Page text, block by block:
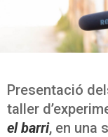
Presentació
taller
el barri, en una